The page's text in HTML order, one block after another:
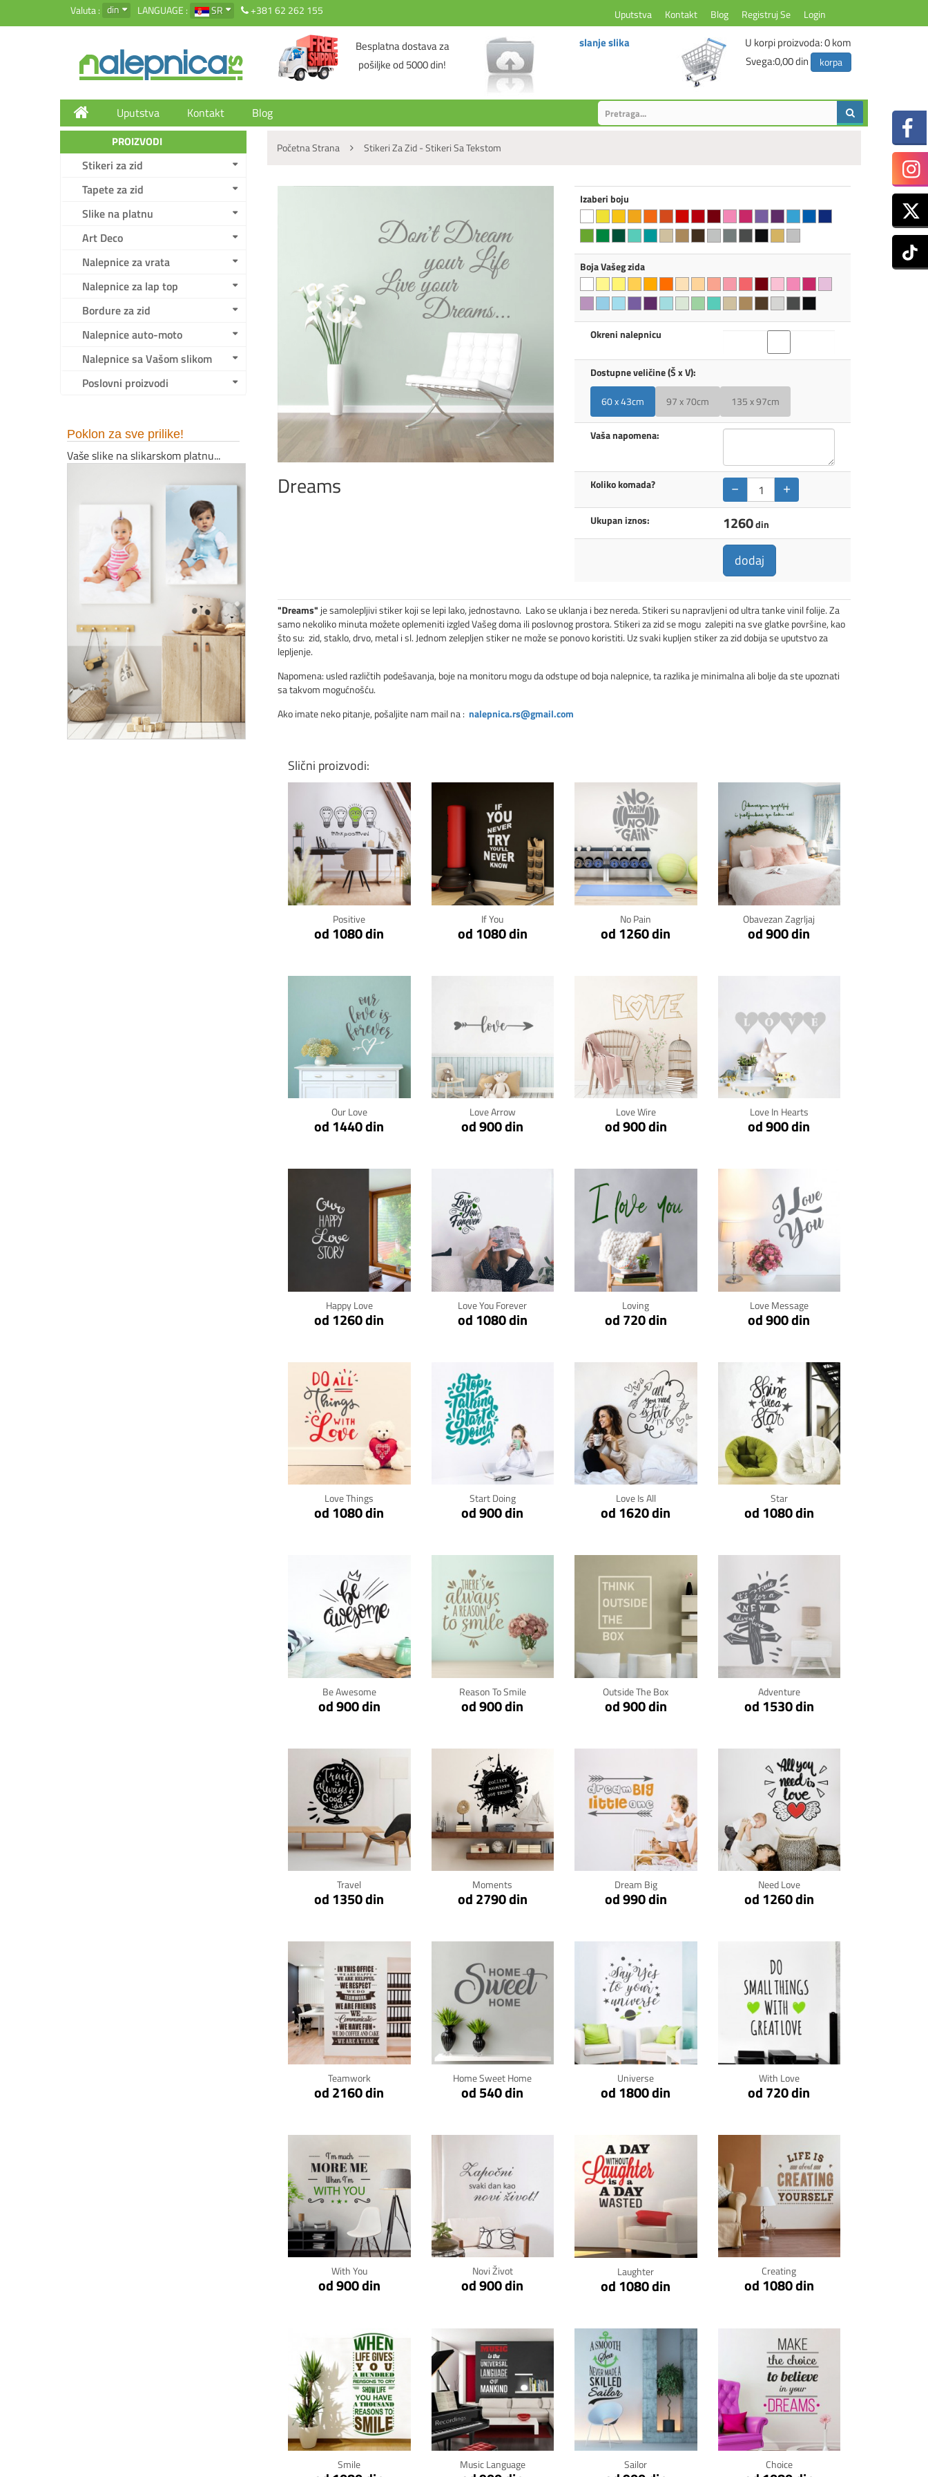
Valuta : din LANGUAGE : SR +381 62 262 155 Uputstva Kontakt Blog Registruj Se Login
Besplatna dostava za
pošiljke od 5000 din!
slanje slika U korpi proizvoda:0kom
Svega:0,00 din korpa
Uputstva Kontakt Blog
PROIZVODI
Stikeri za zid
Tapete za zid
Slike na platnu
Art Deco
Nalepnice za vrata
Nalepnice za lap top
Bordure za zid
Nalepnice auto-moto
Nalepnice sa Vašom slikom
Poslovni proizvodi
Poklon za sve prilike!
Vaše slike na slikarskom platnu...
Početna Strana Stikeri Za Zid - Stikeri Sa Tekstom
Dreams
Izaberi boju
Boja Vašeg zida
Okreni nalepnicu
Dostupne veličine (Š x V):
60 x 43cm
97 x 70cm 135 x 97cm
Vaša napomena:
Koliko komada? − +
Ukupan iznos: 1260din
dodaj
"Dreams" je samolepljivi stiker koji se lepi lako, jednostavno. Lako se uklanja i bez nereda. Stikeri su napravljeni od ultra tanke vinil folije. Za
samo nekoliko minuta možete oplemeniti izgled Vašeg doma ili poslovnog prostora. Stikeri za zid se mogu zalepiti na sve glatke površine, kao
što su: zid, staklo, drvo, metal i sl. Jednom zelepljen stiker ne može se ponovo koristiti. Uz svaki kupljen stiker za zid dobija se uputstvo za
lepljenje.
Napomena: usled različtih podešavanja, boje na monitoru mogu da odstupe od boja nalepnice, ta razlika je minimalna ali bolje da ste upoznati
sa takvom mogućnošću.
Ako imate neko pitanje, pošaljite nam mail na : nalepnica.rs@gmail.com
Slični proizvodi:
Positive
od 1080 din
Klikni za detalje
If You
od 1080 din
Klikni za detalje
No Pain
od 1260 din
Klikni za detalje
Obavezan Zagrljaj
od 900 din
Klikni za detalje
Our Love
od 1440 din
Klikni za detalje
Love Arrow
od 900 din
Klikni za detalje
Love Wire
od 900 din
Klikni za detalje
Love In Hearts
od 900 din
Klikni za detalje
Happy Love
od 1260 din
Klikni za detalje
Love You Forever
od 1080 din
Klikni za detalje
Loving
od 720 din
Klikni za detalje
Love Message
od 900 din
Klikni za detalje
Love Things
od 1080 din
Klikni za detalje
Start Doing
od 900 din
Klikni za detalje
Love Is All
od 1620 din
Klikni za detalje
Star
od 1080 din
Klikni za detalje
Be Awesome
od 900 din
Reason To Smile
od 900 din
Klikni za detalje
Outside The Box
od 900 din
Klikni za detalje
Adventure
od 1530 din
Klikni za detalje
Travel
od 1350 din
Klikni za detalje
Moments
od 2790 din
Klikni za detalje
Dream Big
od 990 din
Klikni za detalje
Need Love
od 1260 din
Klikni za detalje
Teamwork
od 2160 din
Klikni za detalje
Home Sweet Home
od 540 din
Klikni za detalje
Universe
od 1800 din
Klikni za detalje
With Love
od 720 din
Klikni za detalje
With You
od 900 din
Klikni za detalje
Novi Život
od 900 din
Laughter
od 1080 din
Klikni za detalje
Creating
od 1080 din
Klikni za detalje
Smile
Klikni za detalje
Music Language
Klikni za detalje
Sailor
Klikni za detalje
Choice
Klikni za detalje